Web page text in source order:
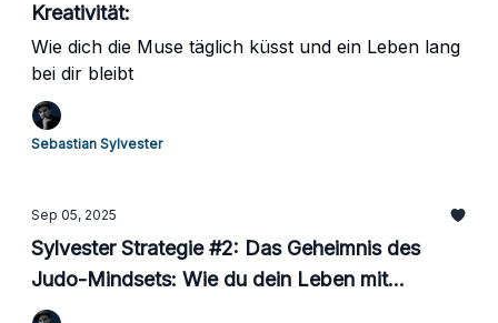
Kreativität:
Wie dich die Muse täglich küsst und ein Leben lang
bei dir bleibt
Sebastian Sylvester
Sep 05, 2025
Sylvester Strategie #2: Das Geheimnis des
Judo-Mindsets: Wie du dein Leben mit
wenigen Handgriffen vereinfachst